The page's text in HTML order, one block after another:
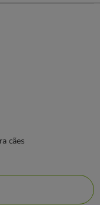
cães